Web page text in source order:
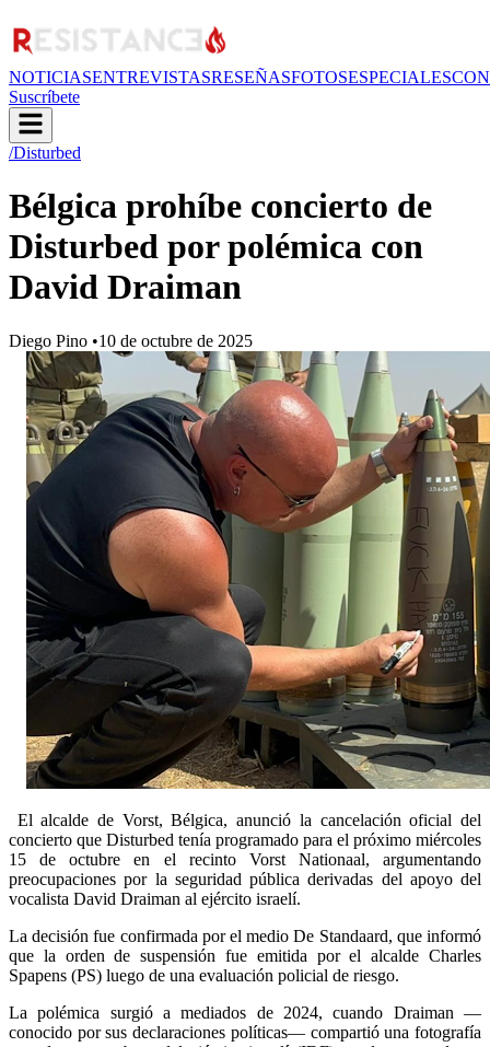
NOTICIASENTREVISTASRESEÑASFOTOSESPECIALES
Suscríbete
/Disturbed
Bélgica prohíbe concierto de
Disturbed por polémica con
David Draiman
Diego Pino •10 de octubre de 2025
El alcalde de Vorst, Bélgica, anunció la cancelación oficial del
concierto que Disturbed tenía programado para el próximo miércoles
15 de octubre en el recinto Vorst Nationaal, argumentando
preocupaciones por la seguridad pública derivadas del apoyo del
vocalista David Draiman al ejército israelí.
La decisión fue confirmada por el medio De Standaard, que informó
que la orden de suspensión fue emitida por el alcalde Charles
Spapens (PS) luego de una evaluación policial de riesgo.
La polémica surgió a mediados de 2024, cuando Draiman —
conocido por sus declaraciones políticas— compartió una fotografía